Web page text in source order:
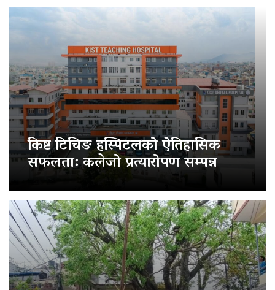
किष्ट टिचिङ हस्पिटलको ऐतिहासिक
सफलता: कलेजो प्रत्यारोपण सम्पन्न